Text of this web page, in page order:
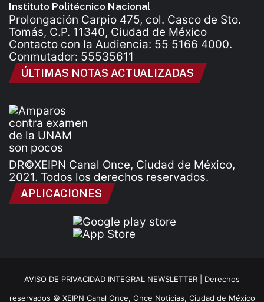
Instituto Politécnico Nacional
Prolongación Carpio 475, col. Casco de Sto.
Tomás, C.P. 11340, Ciudad de México
Contacto con la Audiencia: 55 5166 4000.
Conmutador: 55535611
ÚLTIMAS NOTAS ACTUALIZADAS
DR©XEIPN Canal Once, Ciudad de México,
2021. Todos los derechos reservados.
APLICACIONES
AVISO DE PRIVACIDAD INTEGRAL NEWSLETTER | Derechos
reservados © XEIPN Canal Once, Once Noticias, Ciudad de México